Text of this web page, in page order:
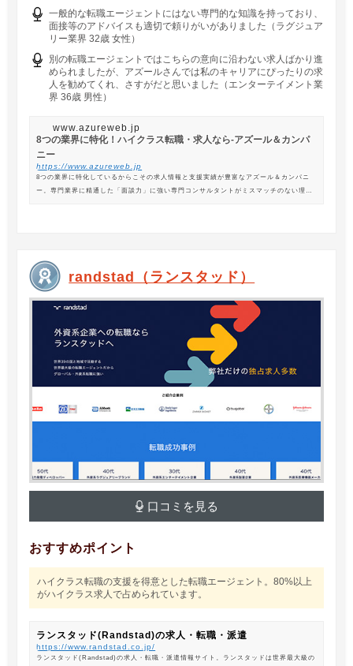
一般的な転職エージェントにはない専門的な知識を持っており、
面接等のアドバイスも適切で頼りがいがありました（ラグジュア
リー業界 32歳 女性）
別の転職エージェントではこちらの意向に沿わない求人ばかり進
められましたが、アズールさんでは私のキャリアにぴったりの求
人を勧めてくれ、さすがだと思いました（エンターテイメント業
界 36歳 男性）
www.azureweb.jp
8つの業界に特化！ハイクラス転職・求人なら-アズール＆カンパ
ニー
https://www.azureweb.jp
8つの業界に特化しているからこその求人情報と支援実績が豊富なアズール＆カンパニ
ー。専門業界に精通した「面談力」に強い専門コンサルタントがミスマッチのない理想
randstad（ランスタッド）
口コミを見る
おすすめポイント
ハイクラス転職の支援を得意とした転職エージェント。80%以上
がハイクラス求人で占められています。
ランスタッド(Randstad)の求人・転職・派遣
https://www.randstad.co.jp/
ランスタッド(Randstad)の求人・転職・派遣情報サイト。ランスタッドは世界最大級の